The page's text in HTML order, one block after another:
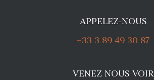
APPELEZ-NOUS
+33 3 89 49 30 87
VENEZ NOUS VOIR